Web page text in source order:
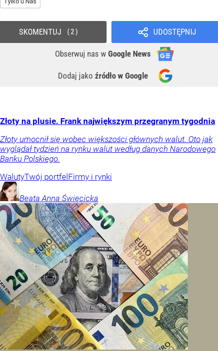
UDOSTĘPNIJ
Obserwuj nas w Google News
Dodaj jako źródło w Google
SKOMENTUJ 2
Złoty na plusie. Frank największym przegranym tygodnia
Złoty umocnił się wobec większości głównych walut. Oto jak
wyglądał tydzień na rynku walut według danych Narodowego
Banku Polskiego.
WalutyTwój portfel Firmy i rynki
Beata Anna Święcicka